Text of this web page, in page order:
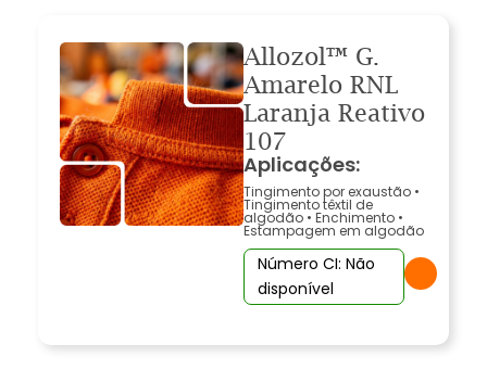
Allozol™ G.
Amarelo RNL
Laranja Reativo
107
Aplicações:
Tingimento por exaustão •
Tingimento têxtil de
algodão • Enchimento •
Estampagem em algodão
Número CI: Não
disponível